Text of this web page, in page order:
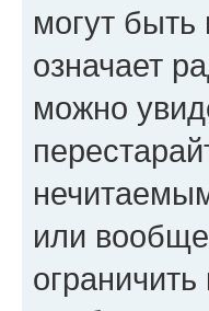
могут
означает
можно
или